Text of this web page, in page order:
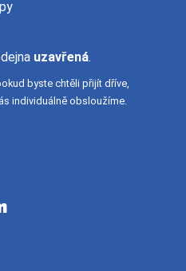
uzavřená.
byste chtěli přijít dříve,
individuálně obsloužíme.